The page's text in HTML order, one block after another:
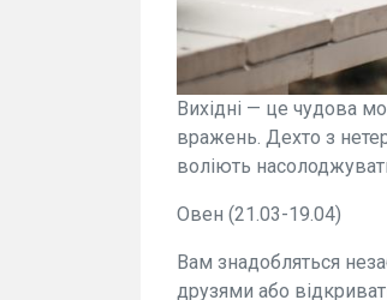
Вихідні — це чудова
вражень. Дехто з
воліють
Овен (21.03-19.04)
Вам знадобляться
друзями або